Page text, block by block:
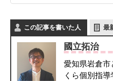
この記事を書いた人 最
國立拓治
愛知県岩倉市
くら個別指